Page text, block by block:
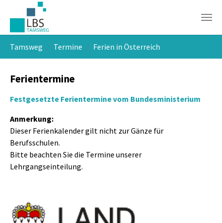
Skip to main navigation
Skip to main content
Skip to page footer
Tamsweg Termine Ferien in Österreich
Ferientermine
Festgesetzte Ferientermine vom Bundesministerium
Anmerkung:
Dieser Ferienkalender gilt nicht zur Gänze für
Berufsschulen.
Bitte beachten Sie die Termine unserer
Lehrgangseinteilung.